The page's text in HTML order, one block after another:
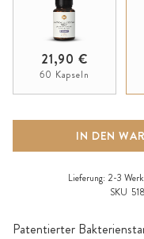
Patentierter
21,90 €
60 Kapseln
IN DEN
Lieferung: 2-3
SKU